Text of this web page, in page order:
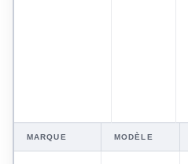
MARQUE MODÈLE